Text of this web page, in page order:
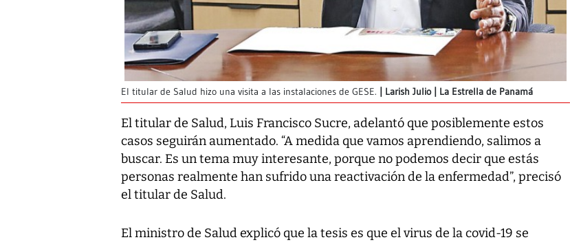
El titular de Salud hizo una visita a las instalaciones de GESE. Larish Julio | La Estrella de Panamá
El titular de Salud, Luis Francisco Sucre, adelantó que posiblemente estos
casos seguirán aumentado. “A medida que vamos aprendiendo, salimos a
buscar. Es un tema muy interesante, porque no podemos decir que estás
personas realmente han sufrido una reactivación de la enfermedad”, precisó
el titular de Salud.
El ministro de Salud explicó que la tesis es que el virus de la covid-19 se